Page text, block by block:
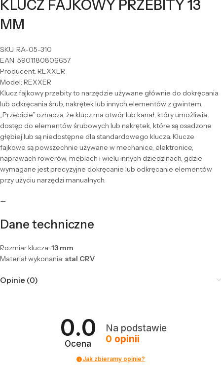
KLUCZ FAJKOWY PRZEBITY 13
MM
SKU: RA-05-310
EAN: 5901180806657
Producent: REXXER
Model: REXXER
Klucz fajkowy przebity to narzędzie używane głównie do dokręcania
lub odkręcania śrub, nakrętek lub innych elementów z gwintem.
„Przebicie” oznacza, że klucz ma otwór lub kanał, który umożliwia
dostęp do elementów śrubowych lub nakrętek, które są osadzone
głębiej lub są niedostępne dla standardowego klucza. Klucze
fajkowe są powszechnie używane w mechanice, elektronice,
naprawach rowerów, meblach i wielu innych dziedzinach, gdzie
wymagane jest precyzyjne dokręcanie lub odkręcanie elementów
przy użyciu narzędzi manualnych.
—
Dane techniczne
Rozmiar klucza: 13 mm
Materiał wykonania: stal CRV
Opinie (0)
0.0
Ocena
Na podstawie
0 opinii
Jak zbieramy opinie?